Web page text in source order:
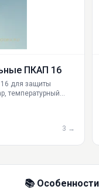
ПКАП 16
для защиты
температурный
3 →
📚